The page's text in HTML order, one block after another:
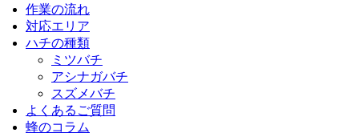
作業の流れ
対応エリア
ハチの種類
ミツバチ
アシナガバチ
スズメバチ
よくあるご質問
蜂のコラム